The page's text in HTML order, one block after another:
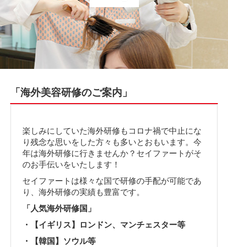
「海外美容研修のご案内」
楽しみにしていた海外研修もコロナ禍で中止にな
り残念な思いをした方々も多いとおもいます。今
年は海外研修に行きませんか？セイファートがそ
のお手伝いをいたします！
セイファートは様々な国で研修の手配が可能であ
り、海外研修の実績も豊富です。
「人気海外研修国」
・【イギリス】
ロンドン、マンチェスター等
・【韓国】
ソウル等